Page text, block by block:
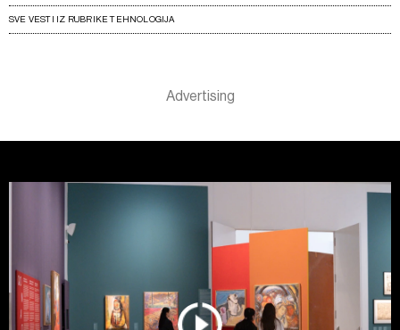
SVE VESTI IZ RUBRIKE TEHNOLOGIJA